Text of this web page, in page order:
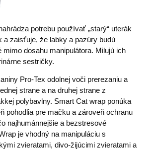
potrebu používať „starý“ uterák
a zaisťuje, že labky a pazúry budú
mimo dosahu manipulátora. Milujú ich
sestričky.
Pro-Tex odolnej voči prerezaniu a
strane a na druhej strane z
polybavlny. Smart Cat wrap ponúka
pohodlia pre mačku a zároveň ochranu
najhumánnejšie a bezstresové
je vhodný na manipuláciu s
zvieratami, divo-žijúcimi zvieratami a